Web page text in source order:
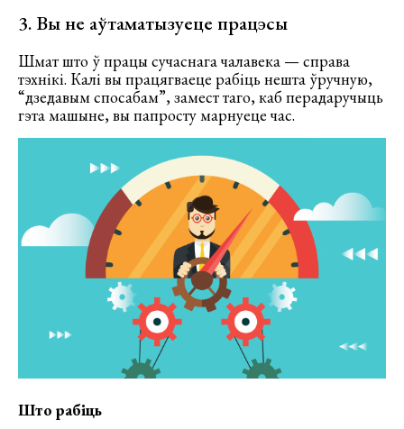
3. Вы не аўтаматызуеце працэсы
Шмат што ў працы сучаснага чалавека — справа
тэхнікі. Калі вы працягваеце рабіць нешта ўручную,
“дзедавым спосабам”, замест таго, каб перадаручыць
гэта машыне, вы папросту марнуеце час.
Што рабіць